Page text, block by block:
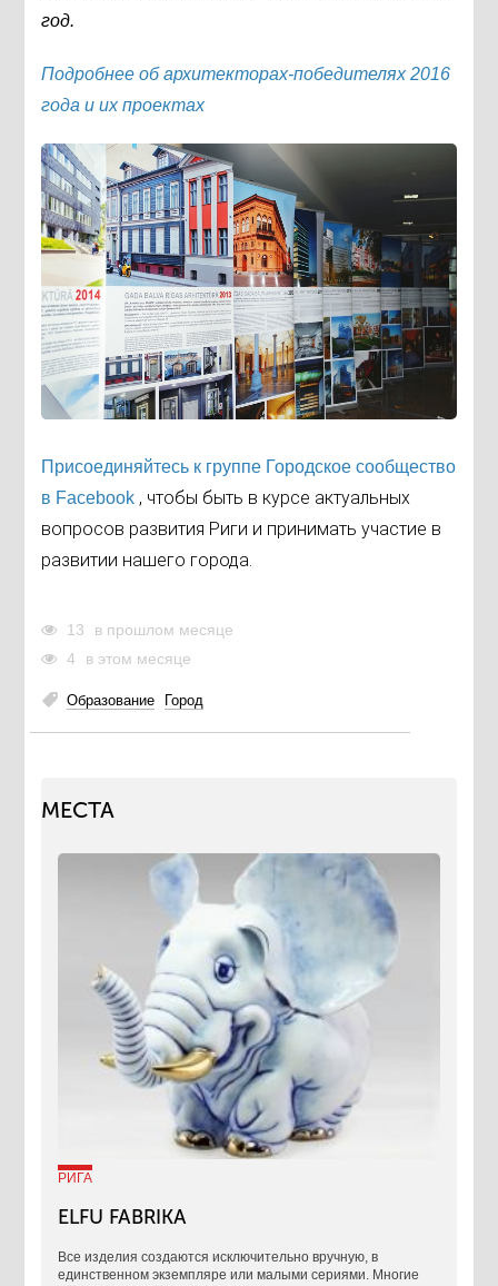
год.
Подробнее об архитекторах-победителях 2016
года и их проектах
Присоединяйтесь к группе Городское сообщество
в Facebook , чтобы быть в курсе актуальных
вопросов развития Риги и принимать участие в
развитии нашего города.
13
в прошлом месяце
4
в этом месяце
Образование Город
МЕСТА
РИГА
ELFU FABRIKA
Все изделия создаются исключительно вручную, в
единственном экземпляре или малыми сериями. Многие